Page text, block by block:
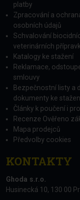
platby
Zpracování a
osobních údajů
Schvalování
veterinárních
Katalogy ke stažení
Reklamace,
smlouvy
Bezpečnostní listy a
dokumenty ke
Články k poučení i
Recenze Ověřeno
Mapa prodejců
Předvolby cookies
KONTAKTY
Ghoda s.r.o.
Husinecká 10, 130 00